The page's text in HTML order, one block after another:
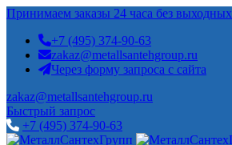
Принимаем заказы 24 часа без выходных
+7 (495) 374-90-63
zakaz@metallsantehgroup.ru
Через форму запроса с сайта
zakaz@metallsantehgroup.ru
Быстрый запрос
+7 (495) 374-90-63